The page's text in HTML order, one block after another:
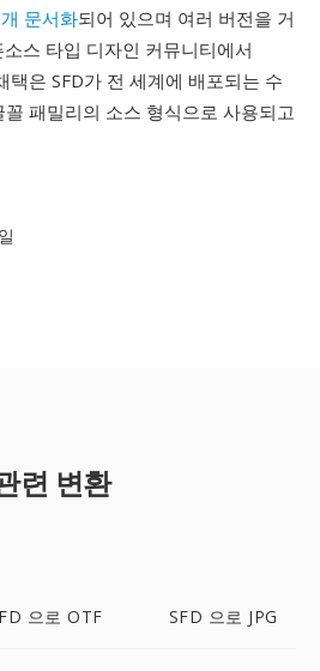
문서화되어 있으며 여러 버전을 거
스 타입 디자인 커뮤니티에서
은 SFD가 전 세계에 배포되는 수
패밀리의 소스 형식으로 사용되고
련 변환
으로 OTF SFD 으로 JPG